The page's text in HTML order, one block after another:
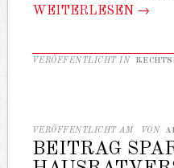
WEITERLESEN →
VERÖFFENTLICHT IN
VERÖFFENTLICHT AM VON
BEITRAG